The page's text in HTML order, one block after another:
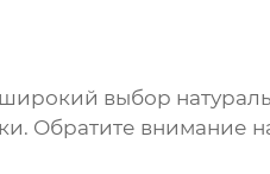
выбор
Обратите внимание